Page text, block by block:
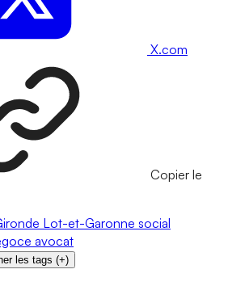
X.com
Copier le
Lot-et-Garonne social
avocat
les tags (+)